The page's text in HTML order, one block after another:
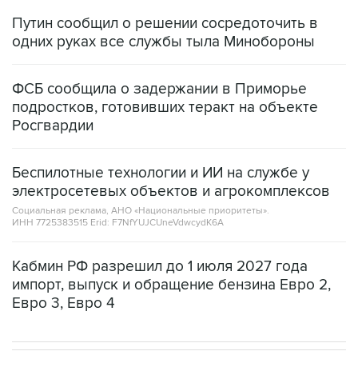
ФСБ сообщила о задержании в Приморье
Росгвардии
Беспилотные технологии и ИИ на службе у
Социальная реклама, АНО «Национальные приоритеты».
ИНН 7725383515 Erid: F7NfYUJCUneVdwcydK6A
Кабмин РФ разрешил до 1 июля 2027 года
Евро 3, Евро 4